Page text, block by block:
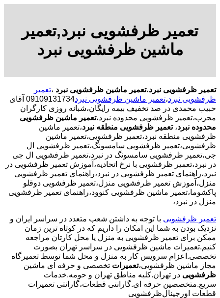
تعمیر ظرفشویی نبرد,تعمیر
ماشین ظرفشویی نبرد
تعمیر ظرفشویی نبرد،تعمیر ماشین ظرفشویی نبرد ،تعمیر
ظرفشویی نبرد،تعمیر ماشین ظرفشویی نبرد
09109131734 آقای
حبیب محمدی در صد تخفیف بیمه رایگان،شبانه روزی کارگران
مجرب،تعمیر ظرفشویی محدوده نبرد،تعمیر ماشین ظرفشویی
محدوده نبرد، تعمیر ظرفشویی منطقه نبرد،تعمیر ماشین
ظرفشویی منطقه نبرد،تعمیر ظرفشویی،تعمیر ماشین
ظرفشویی،تعمیر ظرفشویی سامسونگ،تعمیر ظرفشویی ال
جی،تعمیر ظرفشویی سامسونگ در نبرد،تعمیر ظرفشویی ال جی
در نبرد،تعمیر ظرفشویی با نرخ اتحادیه،آموزش تعمیر ظرفشویی در
نبرد،راهنمای تعمیر ظرفشویی در نبرد،راهنمای تعمیر ظرفشویی
منزل،آموزش تعمیر ظرفشویی منزل،تعمیر ظرفشویی دوقلو
پاکشوما،تعمیر ماشین ظرفشویی کنوود،راهنمای تعمیر ظرفشویی
منزل در نبرد،
تعمیر ظرفشویی با توجه به داشتن شعب متعدد در سراسر ایران و
نزدیک بودن به شما این امکان را داریم که در کوتاه ترین زمان
ممکن برای تعمیر ظرفشویی به منزل یا محل کارتان مراجعه
کنیم.تعمیرات ماشین ظرفشویی در سراسر تهران بصورت
تخصصی.اعزام سرویس کار به منزل و محل شما توسط تعمیرگاه
مجاز ماشین ظرفشویی،تعمیرات تخصصی و حرفه ای ماشین
ظرفشویی در تهران.کلیه مناطق تهران و حومه.خدمات
سریع.متخصصین حرفه ای.گارانتی قطعات،گارانتی تعمیرات
قطعات اورجینالظرفشویی